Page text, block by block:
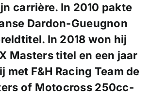
carrière. In 2010 pakte
Dardon-Gueugnon
In 2018 won hij
Masters titel en een jaar
met F&H Racing Team de
of Motocross 250cc-